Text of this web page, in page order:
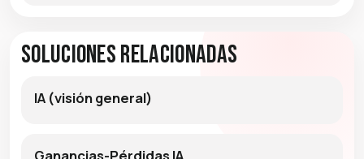
Soluciones relacionadas
IA (visión general)
Ganancias-Pérdidas IA